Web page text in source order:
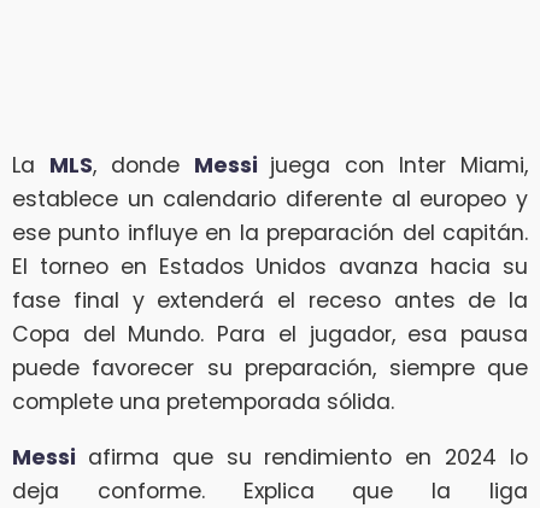
La MLS, donde Messi juega con Inter Miami,
establece un calendario diferente al europeo y
ese punto influye en la preparación del capitán.
El torneo en Estados Unidos avanza hacia su
fase final y extenderá el receso antes de la
Copa del Mundo. Para el jugador, esa pausa
puede favorecer su preparación, siempre que
complete una pretemporada sólida.
Messi afirma que su rendimiento en 2024 lo
deja conforme. Explica que la liga